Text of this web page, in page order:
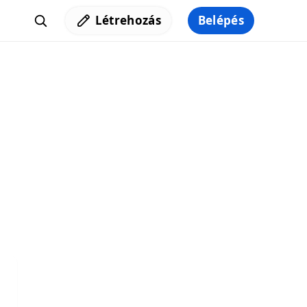
Létrehozás Belépés